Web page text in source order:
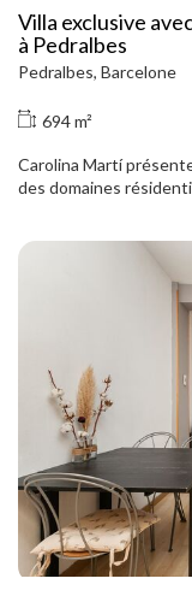
Villa exclusive
à Pedralbes
Pedralbes, Barcelone
694 m²
Carolina Martí
des domaines
environnement
proximité des
écoles de commerce de la ville. La propriété
sur une parcelle
un excellent apport
Elle fait partie d’un
terrain de padel,
maison dispose
l’arrière, idéals pour
extérieurs en toute intimité. Au rez-de-chaussée
vaste salon avec
direct à un agréable
indépendante
Très lumineuse, la
intérieure et